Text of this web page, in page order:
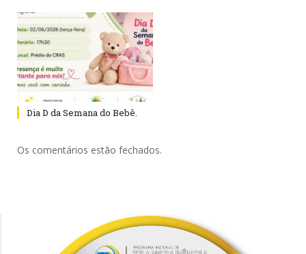
Dia D da Semana do Bebê.
Os comentários estão fechados.